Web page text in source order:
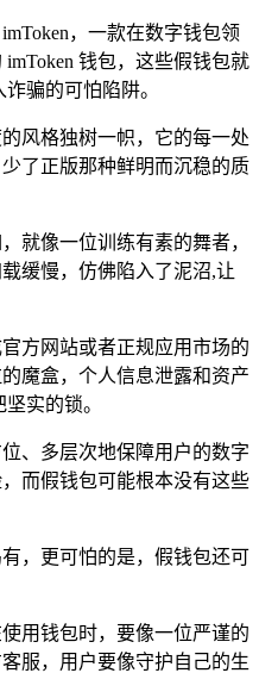
，一款在数字钱包领
钱包，这些假钱包就
骗的可怕陷阱。
风格独树一帜，它的每一处
了正版那种鲜明而沉稳的质
就像一位训练有素的舞者，
缓慢，仿佛陷入了泥沼,让
方网站或者正规应用市场的
魔盒，个人信息泄露和资产
实的锁。
、多层次地保障用户的数字
而假钱包可能根本没有这些
，更可怕的是，假钱包还可
用钱包时，要像一位严谨的
服，用户要像守护自己的生